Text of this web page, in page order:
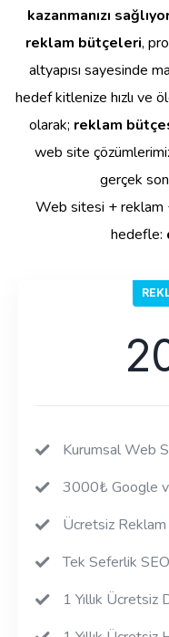
kazanmanızı
reklam bütçeleri,
altyapısı sayesinde
hedef kitlenize hızlı ve
olarak; reklam
web site
gerçek
Web sitesi +
hedefle:
Kurumsal Web
3000₺ Google
Ücretsiz
Tek Seferlik
1 Yıllık Ücretsiz